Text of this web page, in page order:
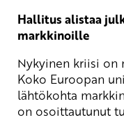
Hallitus alistaa
markkinoille
Nykyinen kriisi on
Koko Euroopan
lähtökohta
on osoittautunut